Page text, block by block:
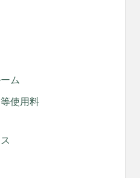
ム
使用料